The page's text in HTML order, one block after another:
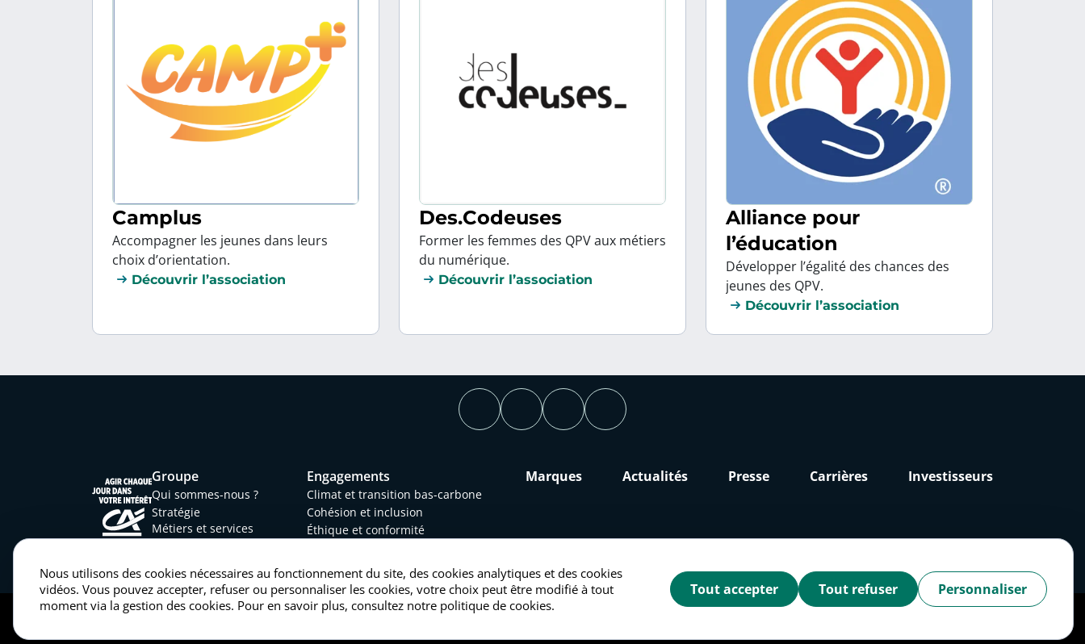
Camplus
Accompagner les jeunes dans leurs
choix d’orientation.
Découvrir l’association
Des.Codeuses
Former les femmes des QPV aux métiers
du numérique.
Découvrir l’association
Alliance pour
l’éducation
Développer l’égalité des chances des
jeunes des QPV.
Découvrir l’association
Groupe
Qui sommes-nous ?
Stratégie
Métiers et services
Gouvernance
Engagements
Climat et transition bas-carbone
Cohésion et inclusion
Éthique et conformité
Marques Actualités Presse Carrières Investisseurs
Mentions légales Politique des données personnelles Politique des cookies
Nous utilisons des cookies nécessaires au fonctionnement du site, des cookies analytiques et des cookies
vidéos. Vous pouvez accepter, refuser ou personnaliser les cookies, votre choix peut être modifié à tout
moment via la gestion des cookies. Pour en savoir plus, consultez notre politique de cookies.
Tout accepter Tout refuser Personnaliser